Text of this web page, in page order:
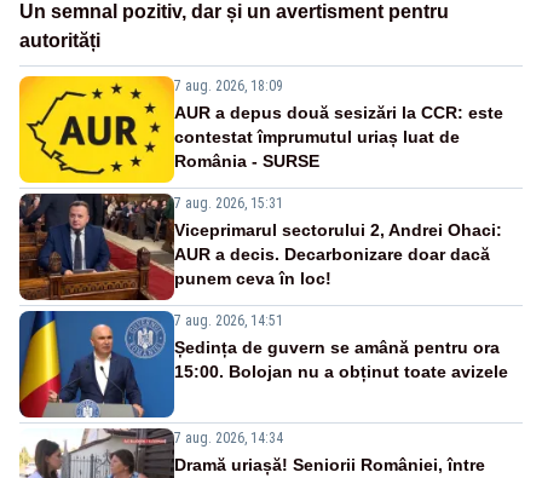
Un semnal pozitiv, dar și un avertisment pentru
autorități
7 aug. 2026, 18:09
AUR a depus două sesizări la CCR: este
contestat împrumutul uriaș luat de
România - SURSE
7 aug. 2026, 15:31
Viceprimarul sectorului 2, Andrei Ohaci:
AUR a decis. Decarbonizare doar dacă
punem ceva în loc!
7 aug. 2026, 14:51
Ședința de guvern se amână pentru ora
15:00. Bolojan nu a obținut toate avizele
7 aug. 2026, 14:34
Dramă uriașă! Seniorii României, între